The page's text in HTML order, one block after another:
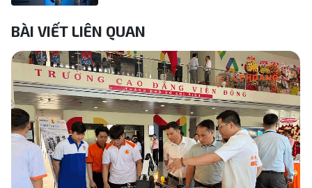
BÀI VIẾT LIÊN QUAN